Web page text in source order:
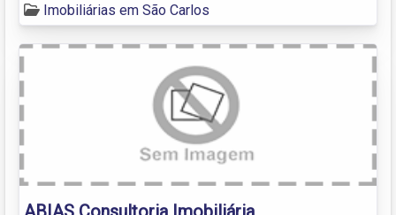
Imobiliárias em São Carlos